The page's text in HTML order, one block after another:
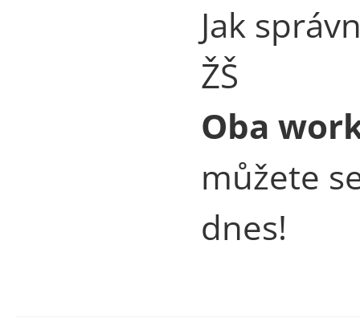
Jak
ŽŠ
Oba
můžete
dnes!